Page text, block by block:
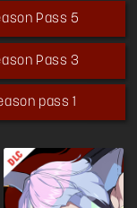
Pass 5
Pass 3
pass 1